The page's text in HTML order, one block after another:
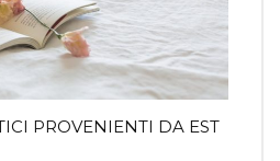
PROVENIENTI DA EST